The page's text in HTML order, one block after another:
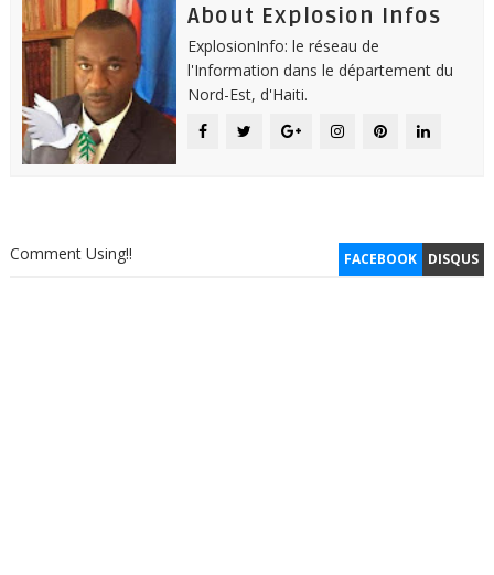
About Explosion Infos
ExplosionInfo: le réseau de
l'Information dans le département du
Nord-Est, d'Haiti.
FACEBOOK DISQUS
Comment Using!!